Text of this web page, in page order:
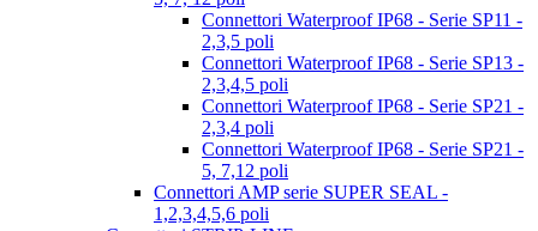
Connettori Waterproof IP68 - Serie SP11 -
2,3,5 poli
Connettori Waterproof IP68 - Serie SP13 -
2,3,4,5 poli
Connettori Waterproof IP68 - Serie SP21 -
2,3,4 poli
Connettori Waterproof IP68 - Serie SP21 -
5, 7,12 poli
Connettori AMP serie SUPER SEAL -
1,2,3,4,5,6 poli